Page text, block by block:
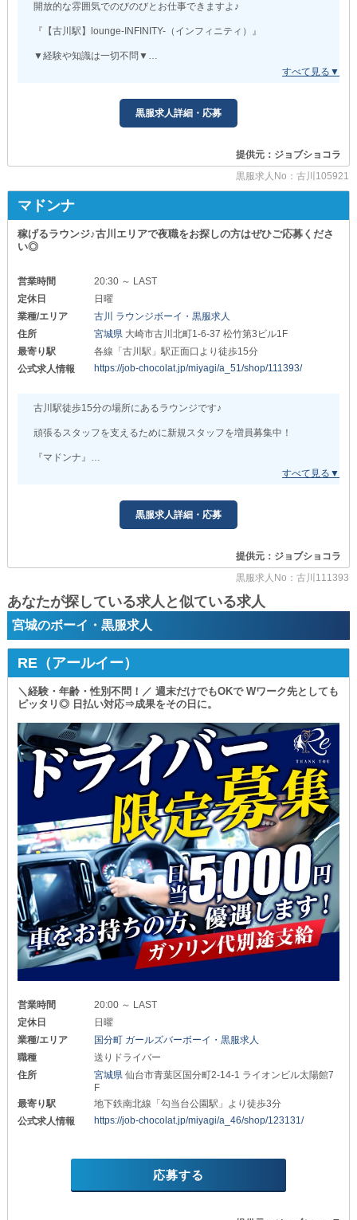
開放的な雰囲気でのびのびとお仕事できますよ♪
『【古川駅】lounge-INFINITY-（インフィニティ）』
▼経験や知識は一切不問▼
お仕事は、ドリンクの提供・灰皿の交換などのホール業務とお客様
慣れてきたら、お店の運営のお手伝いもお願いします。
いずれも基本から丁寧にお教えしますので安心してください。
週に2日のお休みでプライベートも充実させられます◎
少しでも気になった方は、求人情報をチェックしてみてください！
黒服求人詳細・応募
提供元：ジョブショコラ
黒服求人No：古川105921
マドンナ
稼げるラウンジ♪古川エリアで夜職をお探しの方はぜひご応募くださ
い◎
営業時間
20:30 ～ LAST
定休日
日曜
業種/エリア
古川 ラウンジボーイ・黒服求人
住所
宮城県 大崎市古川北町1-6-37 松竹第3ビル1F
最寄り駅
各線「古川駅」駅正面口より徒歩15分
公式求人情報
https://job-chocolat.jp/miyagi/a_51/shop/111393/
古川駅徒歩15分の場所にあるラウンジです♪
頑張るスタッフを支えるために新規スタッフを増員募集中！
『マドンナ』
ほかにも希望休がありましたら調整できますので
「プライベートを大切にしたい」
給与として出し惜しみせず還元します！
常にお財布が潤った状態を作れます◎
たくさんのご応募を心よりお待ちしております！
黒服求人詳細・応募
提供元：ジョブショコラ
黒服求人No：古川111393
あなたが探している求人と似ている求人
宮城のボーイ・黒服求人
RE（アールイー）
＼経験・年齢・性別不問！／ 週末だけでもOKで Wワーク先としても
ピッタリ◎ 日払い対応⇒成果をその日に。
営業時間
20:00 ～ LAST
定休日
日曜
業種/エリア
国分町 ガールズバーボーイ・黒服求人
職種
送りドライバー
住所
宮城県仙台市青葉区国分町2-14-1 ライオンビル太陽館7
F
最寄り駅
地下鉄南北線「勾当台公園駅」より徒歩3分
公式求人情報
https://job-chocolat.jp/miyagi/a_46/shop/123131/
応募する